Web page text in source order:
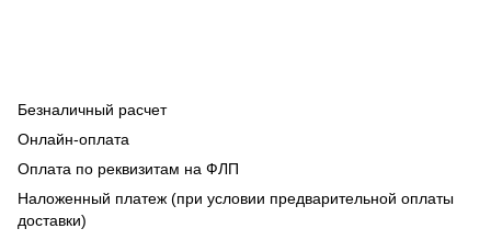
Безналичный расчет
Онлайн-оплата
Оплата по реквизитам на ФЛП
Наложенный платеж (при условии предварительной оплаты
доставки)